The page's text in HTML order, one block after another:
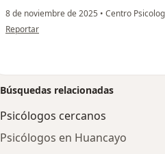
8 de noviembre de 2025 • Centro
en opinión del usuario
Reportar
Búsquedas relacionadas
Psicólogos cercanos
Psicólogos en Huancayo